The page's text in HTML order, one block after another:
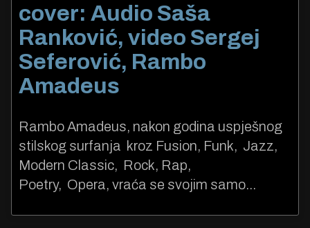
cover: Audio Saša
Ranković, video Sergej
Seferović, Rambo
Amadeus
Rambo Amadeus, nakon godina uspješnog
stilskog surfanja kroz Fusion, Funk, Jazz,
Modern Classic, Rock, Rap,
Poetry, Opera, vraća se svojim samo...